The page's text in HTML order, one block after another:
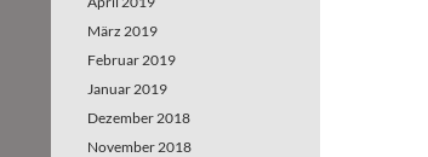
März 2019
Februar 2019
Januar 2019
Dezember 2018
November 2018